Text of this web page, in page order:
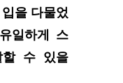
을 다물었
일하게 스
할 수 있을